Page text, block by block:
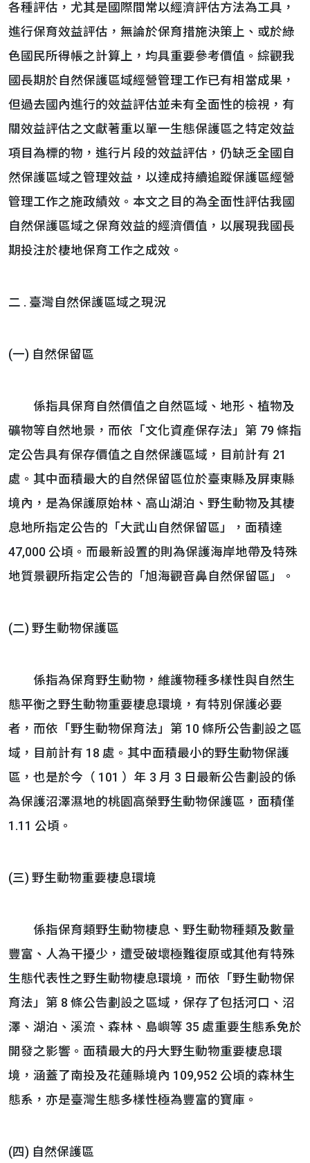
各種評估，尤其是國際間常以經濟評估方法為工具，
進行保育效益評估，無論於保育措施決策上、或於綠
色國民所得帳之計算上，均具重要參考價值。綜觀我
國長期於自然保護區域經營管理工作已有相當成果，
但過去國內進行的效益評估並未有全面性的檢視，有
關效益評估之文獻著重以單一生態保護區之特定效益
項目為標的物，進行片段的效益評估，仍缺乏全國自
然保護區域之管理效益，以達成持續追蹤保護區經營
管理工作之施政績效。本文之目的為全面性評估我國
自然保護區域之保育效益的經濟價值，以展現我國長
期投注於棲地保育工作之成效。
二 . 臺灣自然保護區域之現況
(一) 自然保留區
係指具保育自然價值之自然區域、地形、植物及
礦物等自然地景，而依「文化資產保存法」第 79 條指
定公告具有保存價值之自然保護區域，目前計有 21
處。其中面積最大的自然保留區位於臺東縣及屏東縣
境內，是為保護原始林、高山湖泊、野生動物及其棲
息地所指定公告的「大武山自然保留區」，面積達
47,000 公頃。而最新設置的則為保護海岸地帶及特殊
地質景觀所指定公告的「旭海觀音鼻自然保留區」。
(二) 野生動物保護區
係指為保育野生動物，維護物種多樣性與自然生
態平衡之野生動物重要棲息環境，有特別保護必要
者，而依「野生動物保育法」第 10 條所公告劃設之區
域，目前計有 18 處。其中面積最小的野生動物保護
區，也是於今（ 101 ）年 3 月 3 日最新公告劃設的係
為保護沼澤濕地的桃園高榮野生動物保護區，面積僅
1.11 公頃。
(三) 野生動物重要棲息環境
係指保育類野生動物棲息、野生動物種類及數量
豐富、人為干擾少，遭受破壞極難復原或其他有特殊
生態代表性之野生動物棲息環境，而依「野生動物保
育法」第 8 條公告劃設之區域，保存了包括河口、沼
澤、湖泊、溪流、森林、島嶼等 35 處重要生態系免於
開發之影響。面積最大的丹大野生動物重要棲息環
境，涵蓋了南投及花蓮縣境內 109,952 公頃的森林生
態系，亦是臺灣生態多樣性極為豐富的寶庫。
(四) 自然保護區